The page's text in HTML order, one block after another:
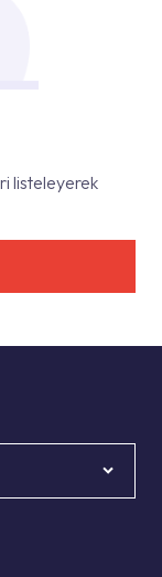
listeleyerek